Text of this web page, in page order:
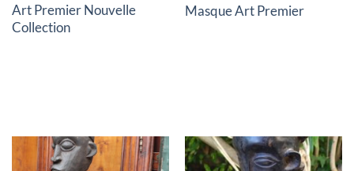
Art Premier Nouvelle
Collection
Masque Art Premier